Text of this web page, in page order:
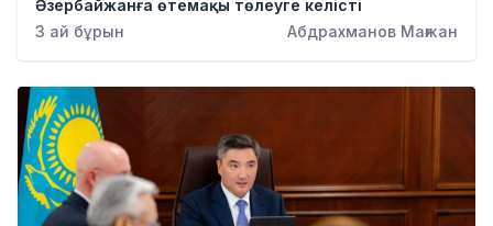
Әзербайжанға өтемақы төлеуге келісті
3 ай бұрын
Абдрахманов Мағжан